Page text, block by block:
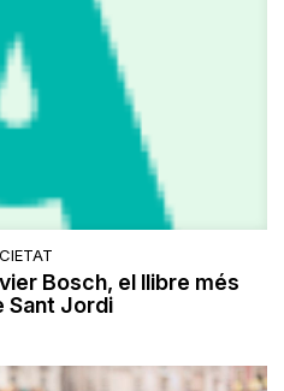
Bosch, el llibre més
Sant Jordi